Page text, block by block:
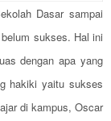
Dasar sampai
sukses. Hal ini
dengan apa yang
hakiki yaitu sukses
di kampus, Oscar